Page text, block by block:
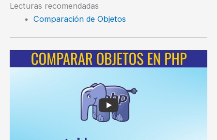
Lecturas recomendadas
Comparación de Objetos